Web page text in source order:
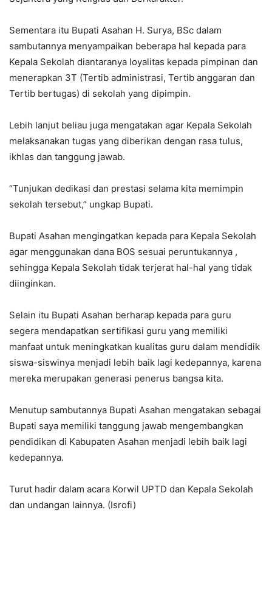
Sementara itu Bupati Asahan H. Surya, BSc dalam
sambutannya menyampaikan beberapa hal kepada para
Kepala Sekolah diantaranya loyalitas kepada pimpinan dan
menerapkan 3T (Tertib administrasi, Tertib anggaran dan
Tertib bertugas) di sekolah yang dipimpin.
Lebih lanjut beliau juga mengatakan agar Kepala Sekolah
melaksanakan tugas yang diberikan dengan rasa tulus,
ikhlas dan tanggung jawab.
“Tunjukan dedikasi dan prestasi selama kita memimpin
sekolah tersebut,” ungkap Bupati.
Bupati Asahan mengingatkan kepada para Kepala Sekolah
agar menggunakan dana BOS sesuai peruntukannya ,
sehingga Kepala Sekolah tidak terjerat hal-hal yang tidak
diinginkan.
Selain itu Bupati Asahan berharap kepada para guru
segera mendapatkan sertifikasi guru yang memiliki
manfaat untuk meningkatkan kualitas guru dalam mendidik
siswa-siswinya menjadi lebih baik lagi kedepannya, karena
mereka merupakan generasi penerus bangsa kita.
Menutup sambutannya Bupati Asahan mengatakan sebagai
Bupati saya memiliki tanggung jawab mengembangkan
pendidikan di Kabupaten Asahan menjadi lebih baik lagi
kedepannya.
Turut hadir dalam acara Korwil UPTD dan Kepala Sekolah
dan undangan lainnya. (Isrofi)